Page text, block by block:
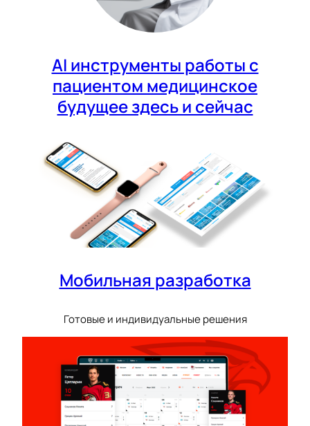
AI инструменты работы с
пациентом медицинское
будущее здесь и сейчас
Мобильная разработка
Готовые и индивидуальные решения